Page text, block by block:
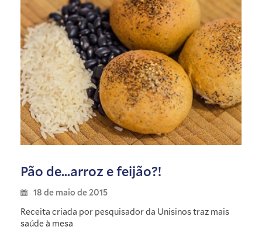
Pão de...arroz e feijão?!
18 de maio de 2015
Receita criada por pesquisador da Unisinos traz mais
saúde à mesa